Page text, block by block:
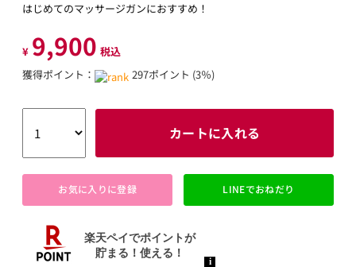
はじめてのマッサージガンにおすすめ！
¥ 9,900 税込
獲得ポイント：
297ポイント (3％)
カートに入れる
お気に入りに登録 LINEでおねだり